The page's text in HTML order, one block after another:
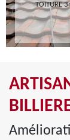
TOITURE